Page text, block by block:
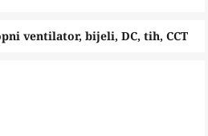
ventilator, bijeli, DC, tih, CCT